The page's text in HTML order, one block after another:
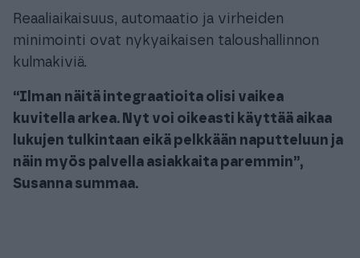
Reaaliaikaisuus, automaatio ja virheiden
minimointi ovat nykyaikaisen taloushallinnon
kulmakiviä.
“Ilman näitä integraatioita olisi vaikea
kuvitella arkea. Nyt voi oikeasti käyttää aikaa
lukujen tulkintaan eikä pelkkään naputteluun ja
näin myös palvella asiakkaita paremmin”,
Susanna summaa.